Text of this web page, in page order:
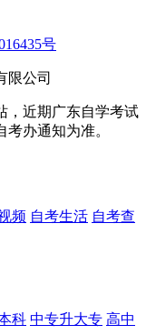
号
限公司
，近期广东自学考试
办通知为准。
频 自考生活 自考查
科 中专升大专 高中